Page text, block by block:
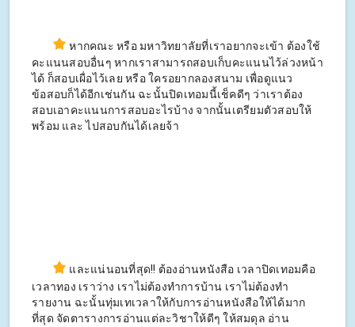
หากคณะ หรือ มหาวิทยาลัยที่เราอยากจะเข้า ต้องใช้
คะแนนสอบอื่นๆ หากเราสามารถสอบเก็บคะแนนไว้ล่วงหน้า
ได้ ก็สอบเผื่อไว้เลย หรือ ใครอยากลองสนาม เพื่อดูแนว
ข้อสอบก็ได้อีกเช่นกัน ฉะนั้นปิดเทอมนี้เช็คดีๆ ว่าเราต้อง
สอบเอาคะแนนการสอบอะไรบ้าง จากนั้นเตรียมตัวสอบให้
พร้อม และ ไปสอบกันได้เลยจ้า
และแน่นอนที่สุด!! ต้องอ่านหนังสือ เวลาปิดเทอมคือ
เวลาทอง เราว่าง เราไม่ต้องทำการบ้าน เราไม่ต้องทำ
รายงาน ฉะนั้นทุ่มเทเวลาให้กับการอ่านหนังสือให้ได้มาก
ที่สุด จัดตารางการอ่านแต่ละวิชาให้ดีๆ ให้สมดุล อ่าน